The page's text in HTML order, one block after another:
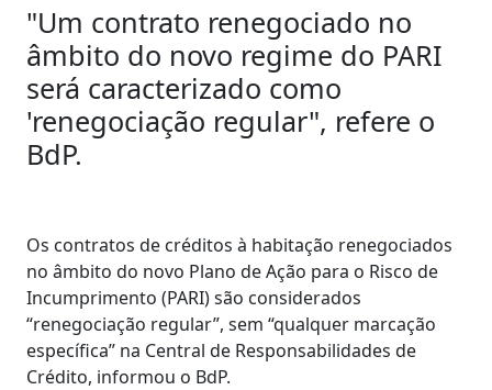
"Um contrato renegociado no
âmbito do novo regime do PARI
será caracterizado como
'renegociação regular", refere o
BdP.
Os contratos de créditos à habitação renegociados
no âmbito do novo Plano de Ação para o Risco de
Incumprimento (PARI) são considerados
“renegociação regular”, sem “qualquer marcação
específica” na Central de Responsabilidades de
Crédito, informou o BdP.